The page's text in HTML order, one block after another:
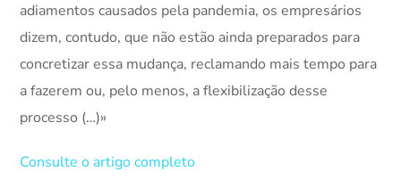
adiamentos causados pela pandemia, os empresários
dizem, contudo, que não estão ainda preparados para
concretizar essa mudança, reclamando mais tempo para
a fazerem ou, pelo menos, a flexibilização desse
processo (…)»
Consulte o artigo completo